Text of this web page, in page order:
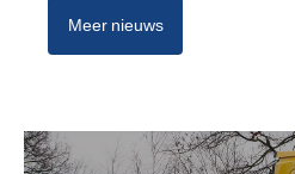
Meer nieuws